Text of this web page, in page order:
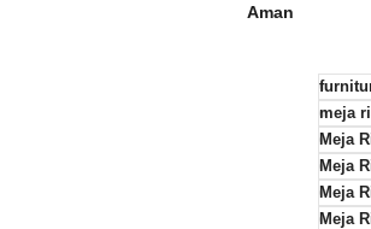
Aman
meja
Meja
Meja
Meja
Meja